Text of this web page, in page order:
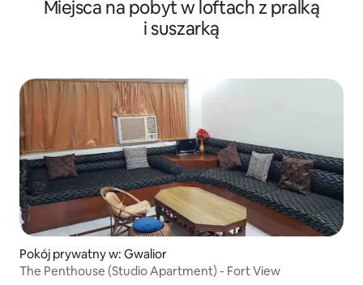
Miejsca na pobyt w loftach z pralką
i suszarką
Pokój prywatny w: Gwalior
The Penthouse (Studio Apartment) - Fort View